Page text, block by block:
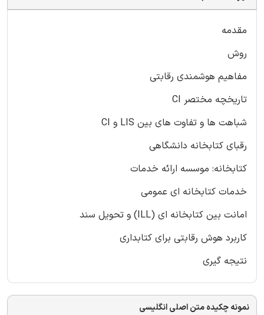
مقدمه
روش
مفاهیم هوشمندی رقابتی
تاریخچه مختصر CI
شباهت ها و تفاوت های بین LIS و CI
رقبای کتابخانه دانشگاهی
کتابخانه: موسسه ارائه خدمات
خدمات کتابخانه ای عمومی
امانت بین کتابخانه ای (ILL) و تحویل سند
کاربرد هوش رقابتی برای کتابداری
نتیجه گیری
نمونه چکیده متن اصلی انگلیسی